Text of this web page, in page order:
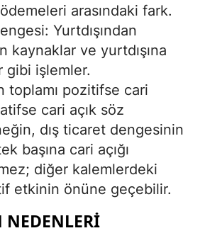
ödemeleri arasındaki fark.
Yurtdışından
kaynaklar ve yurtdışına
gibi işlemler.
toplamı pozitifse cari
cari açık söz
dış ticaret dengesinin
başına cari açığı
diğer kalemlerdeki
etkinin önüne geçebilir.